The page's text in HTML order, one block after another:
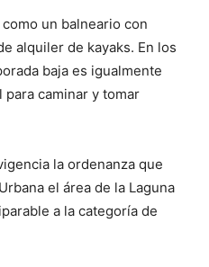
un balneario con
alquiler de kayaks. En los
baja es igualmente
caminar y tomar
la ordenanza que
el área de la Laguna
a la categoría de